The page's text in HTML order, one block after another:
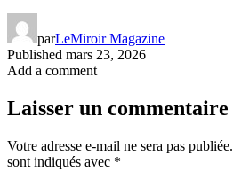
parLeMiroir Magazine
Published mars 23, 2026
Add a comment
Laisser un commentaire
Votre adresse e-mail ne sera pas publiée.
sont indiqués avec *